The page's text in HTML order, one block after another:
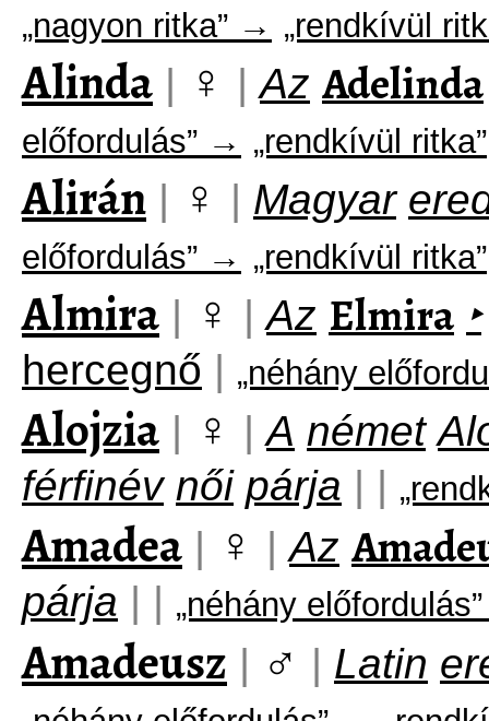
„nagyon ritka” → „rendkívül
Alinda | ♀ | Az Adelinda
előfordulás” → „rendkívül ritka”
Alirán | ♀ | Magyar
előfordulás” → „rendkívül ritka”
Almira | ♀ | Az Elmira ‣
hercegnő | „néhány
Alojzia | ♀ | A német
férfinév női párja | |
Amadea | ♀ | Az
párja | | „néhány
Amadeusz | ♂ | Latin